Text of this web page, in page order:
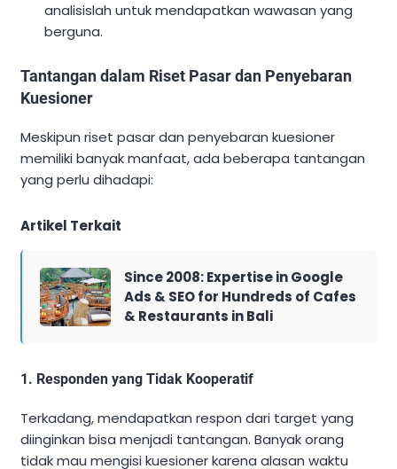
analisislah untuk mendapatkan wawasan yang
berguna.
Tantangan dalam Riset Pasar dan Penyebaran
Kuesioner
Meskipun riset pasar dan penyebaran kuesioner
memiliki banyak manfaat, ada beberapa tantangan
yang perlu dihadapi:
Artikel Terkait
Since 2008: Expertise in Google
Ads & SEO for Hundreds of Cafes
& Restaurants in Bali
1. Responden yang Tidak Kooperatif
Terkadang, mendapatkan respon dari target yang
diinginkan bisa menjadi tantangan. Banyak orang
tidak mau mengisi kuesioner karena alasan waktu